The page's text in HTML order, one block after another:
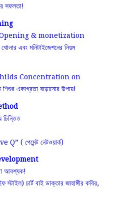
সফলতা!
& monetization
এবং মনিটাইজেশনের নিয়ম
Concentration on
একাগ্রতা বাড়ানোর উপায়!
চিন্তিত
Q” ( পেমেন্ট নেটওয়ার্ক)
আবশ্যক!
চার্ট বাই ডাক্তার জাহাঙ্গীর কবির,